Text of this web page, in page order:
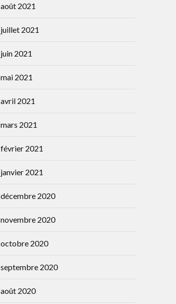
août 2021
juillet 2021
juin 2021
mai 2021
avril 2021
mars 2021
février 2021
janvier 2021
décembre 2020
novembre 2020
octobre 2020
septembre 2020
août 2020